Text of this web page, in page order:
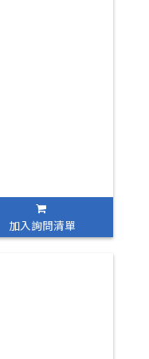
加入詢問清單